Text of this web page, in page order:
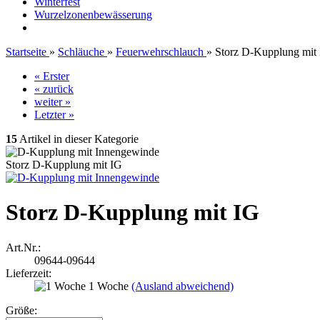
Wurzelzonenbewässerung
Startseite » Schläuche » Feuerwehrschlauch » Storz D-Kupplung mit
« Erster
« zurück
weiter »
Letzter »
15 Artikel in dieser Kategorie
Storz D-Kupplung mit IG
Storz D-Kupplung mit IG
Art.Nr.:
09644-09644
Lieferzeit:
1 Woche (Ausland abweichend)
Größe: